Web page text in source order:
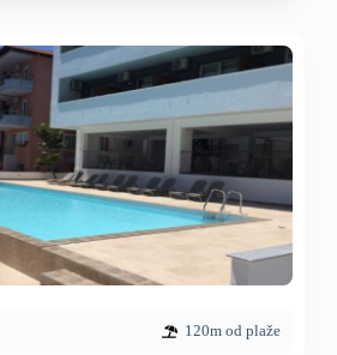
120m od plaže